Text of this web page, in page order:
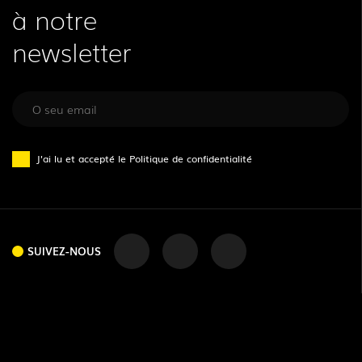
à notre
newsletter
J'ai lu et accepté le Politique de confidentialité
SUIVEZ-NOUS